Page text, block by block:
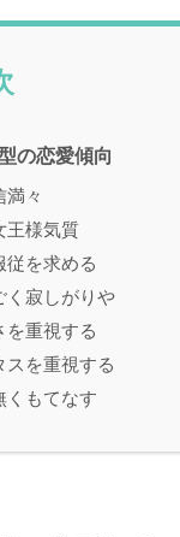
の恋愛傾向
満々
王様気質
従を求める
く寂しがりや
を重視する
スを重視する
くもてなす